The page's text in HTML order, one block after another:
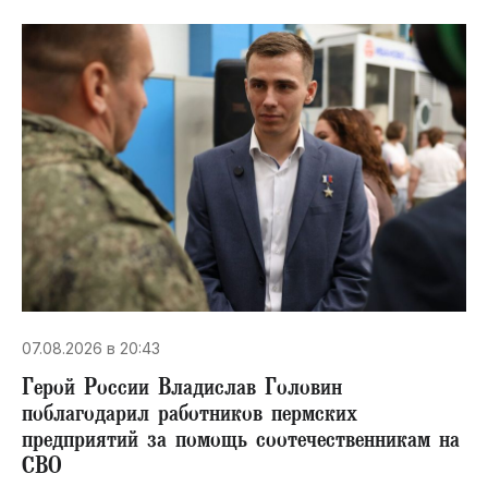
07.08.2026 в 20:43
Герой России Владислав Головин
поблагодарил работников пермских
предприятий за помощь соотечественникам на
СВО